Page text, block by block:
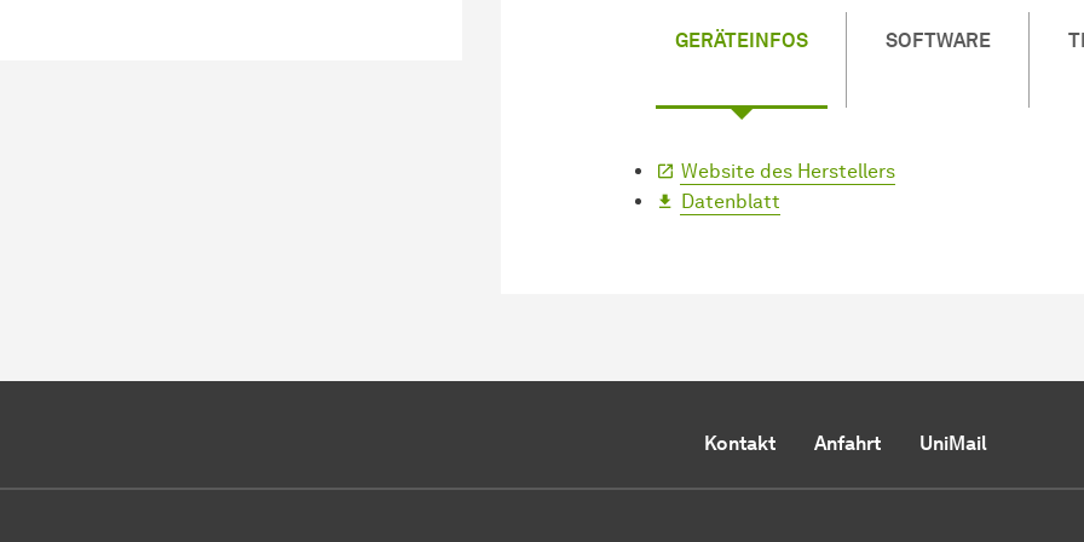
GERÄTEINFOS SOFTWARE
Website des Herstellers
Datenblatt
Kontakt Anfahrt UniMail